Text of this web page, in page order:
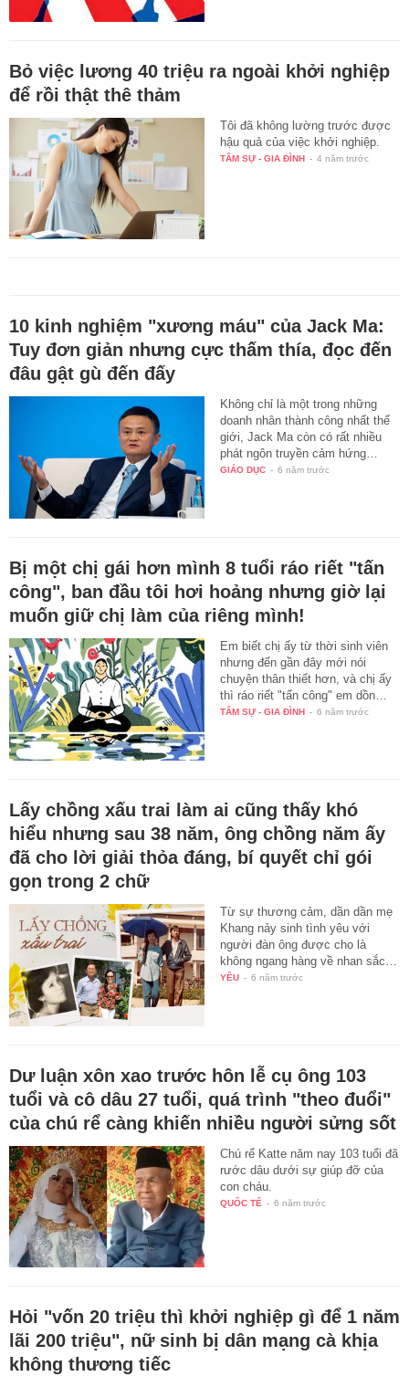
Bỏ việc lương 40 triệu ra ngoài khởi nghiệp
để rồi thật thê thảm
Tôi đã không lường trước được
hậu quả của việc khởi nghiệp.
TÂM SỰ - GIA ĐÌNH - 4 năm trước
10 kinh nghiệm "xương máu" của Jack Ma:
Tuy đơn giản nhưng cực thấm thía, đọc đến
đâu gật gù đến đấy
Không chỉ là một trong những
doanh nhân thành công nhất thế
giới, Jack Ma còn có rất nhiều
phát ngôn truyền cảm hứng…
GIÁO DỤC - 6 năm trước
Bị một chị gái hơn mình 8 tuổi ráo riết "tấn
công", ban đầu tôi hơi hoảng nhưng giờ lại
muốn giữ chị làm của riêng mình!
Em biết chị ấy từ thời sinh viên
nhưng đến gần đây mới nói
chuyện thân thiết hơn, và chị ấy
thì ráo riết "tấn công" em dồn…
TÂM SỰ - GIA ĐÌNH - 6 năm trước
Lấy chồng xấu trai làm ai cũng thấy khó
hiểu nhưng sau 38 năm, ông chồng năm ấy
đã cho lời giải thỏa đáng, bí quyết chỉ gói
gọn trong 2 chữ
Từ sự thương cảm, dần dần mẹ
Khang nảy sinh tình yêu với
người đàn ông được cho là
không ngang hàng về nhan sắc…
YÊU - 6 năm trước
Dư luận xôn xao trước hôn lễ cụ ông 103
tuổi và cô dâu 27 tuổi, quá trình "theo đuổi"
của chú rể càng khiến nhiều người sửng sốt
Chú rể Katte năm nay 103 tuổi đã
rước dâu dưới sự giúp đỡ của
con cháu.
QUỐC TẾ - 6 năm trước
Hỏi "vốn 20 triệu thì khởi nghiệp gì để 1 năm
lãi 200 triệu", nữ sinh bị dân mạng cà khịa
không thương tiếc